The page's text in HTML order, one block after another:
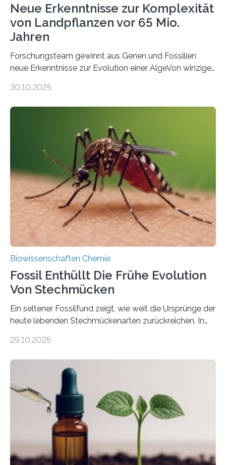
Neue Erkenntnisse zur Komplexität
von Landpflanzen vor 65 Mio.
Jahren
Forschungsteam gewinnt aus Genen und Fossilien
neue Erkenntnisse zur Evolution einer AlgeVon winzigen
Landpflanzen zählen zu den komplexesten
Grünalgen, die vor Hunderten von Millionen Jahren
lebten. Unter den Vorfahren sticht eine Gruppe heraus,
die noch heute in der Natur vorkommt: die
Süßwasseralge Coleochaetophyceae. Einige Arten
dieser Gruppe bilden aus Zellfäden dichte Geflechte
mit scheibenförmiger Gestalt. Was auffällig ist: Die
nächsten…
30.10.2025
Biowissenschaften Chemie
Fossil Enthüllt Die Frühe Evolution
Von Stechmücken
Ein seltener Fossilfund zeigt, wie weit die Ursprünge der
heute lebenden Stechmückenarten zurückreichen. In
Forschende die bisher älteste bekannte Stechmücken-
Region Kachin in Myanmar und hat sich in
ausgezeichnetem Zustand erhalten. Es konnte als neue
Art einer neuen Gattung beschrieben werden und trägt
nun den Namen Cretosabethes primaevus. Dieser erste
fossile Nachweis einer Stechmückenlarve in Bernstein
stellt gleichzeitig den ersten Fossilfund einer
Mückenlarve aus dem Mesozoikum dar, denn…
29.10.2025